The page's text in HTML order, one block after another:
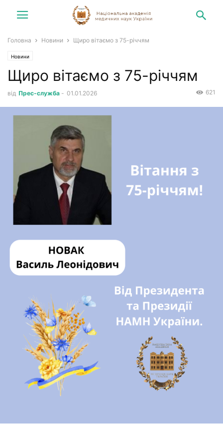
Головна Новини Щиро вітаємо з 75-річчям
Новини
Щиро вітаємо з 75-річчям
від Прес-служба - 01.01.2026 621